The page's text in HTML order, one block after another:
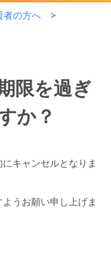
者の方へ
限を過ぎ
か？
キャンセルとなりま
うお願い申し上げま